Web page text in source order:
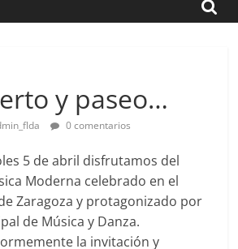
y paseo…
0 comentarios
5 de abril disfrutamos del
Moderna celebrado en el
Zaragoza y protagonizado por
de Música y Danza.
la invitación y